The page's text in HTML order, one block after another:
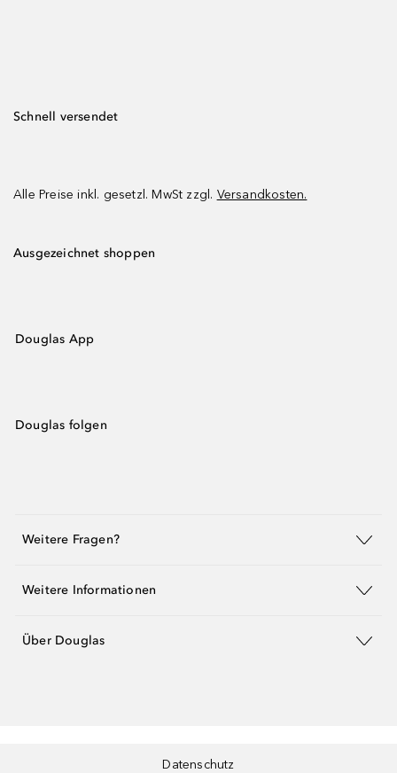
Schnell versendet
Alle Preise inkl. gesetzl. MwSt zzgl. Versandkosten.
Ausgezeichnet shoppen
Douglas App
Douglas folgen
Weitere Fragen?
Weitere Informationen
Über Douglas
Datenschutz